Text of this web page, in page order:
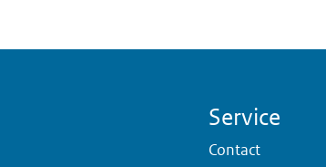
Service
Contact